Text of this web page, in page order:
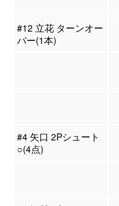
#12 立花 ターンオー
バー(1本)
#4 矢口 2Pシュート
○(4点)